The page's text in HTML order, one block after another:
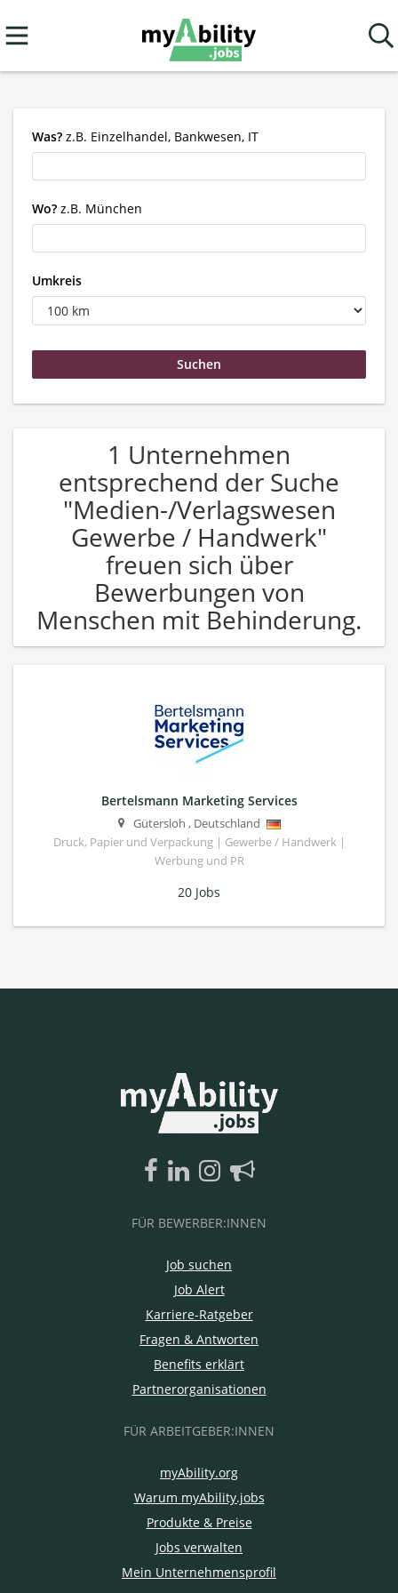
Was? z.B. Einzelhandel, Bankwesen, IT
Wo? z.B. München
Umkreis
1 Unternehmen
entsprechend der Suche
"Medien-/Verlagswesen
Gewerbe / Handwerk"
freuen sich über
Bewerbungen von
Menschen mit Behinderung.
Bertelsmann Marketing Services
Gütersloh , Deutschland
Druck, Papier und Verpackung | Gewerbe / Handwerk |
Werbung und PR
20 Jobs
FÜR BEWERBER:INNEN
Job suchen
Job Alert
Karriere-Ratgeber
Fragen & Antworten
Benefits erklärt
Partnerorganisationen
FÜR ARBEITGEBER:INNEN
myAbility.org
Warum myAbility.jobs
Produkte & Preise
Jobs verwalten
Mein Unternehmensprofil